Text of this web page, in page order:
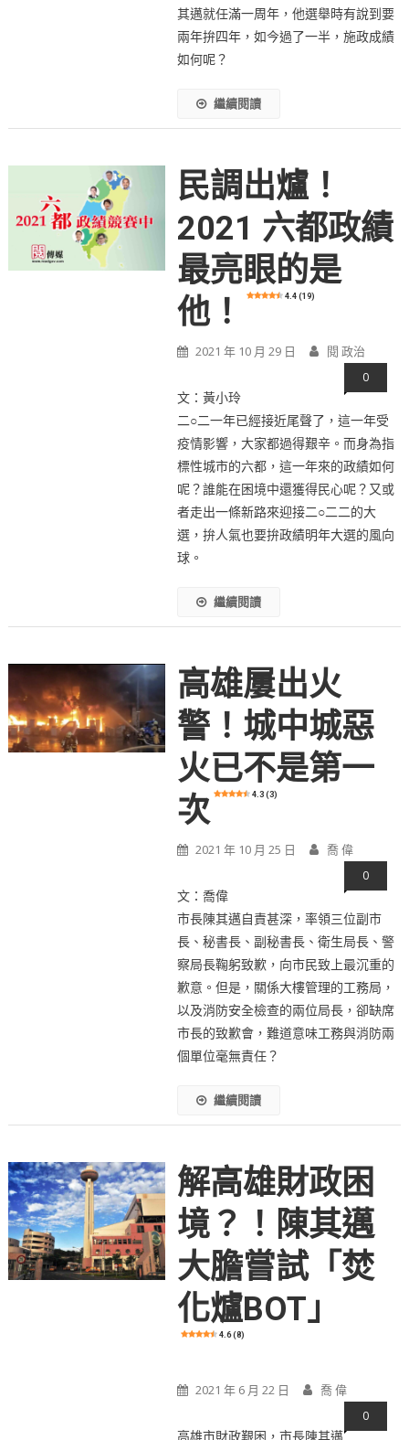
其邁就任滿一周年，他選舉時有說到要
兩年拚四年，如今過了一半，施政成績
如何呢？
繼續閱讀
民調出爐！
2021 六都政績
最亮眼的是
他！
4.4 (19)
2021 年 10 月 29 日 閱 政治
0
文：黃小玲
二○二一年已經接近尾聲了，這一年受
疫情影響，大家都過得艱辛。而身為指
標性城市的六都，這一年來的政績如何
呢？誰能在困境中還獲得民心呢？又或
者走出一條新路來迎接二○二二的大
選，拚人氣也要拚政績明年大選的風向
球。
繼續閱讀
高雄屢出火
警！城中城惡
火已不是第一
次
4.3 (3)
2021 年 10 月 25 日 喬 偉
0
文：喬偉
市長陳其邁自責甚深，率領三位副市
長、秘書長、副秘書長、衛生局長、警
察局長鞠躬致歉，向市民致上最沉重的
歉意。但是，關係大樓管理的工務局，
以及消防安全檢查的兩位局長，卻缺席
市長的致歉會，難道意味工務與消防兩
個單位毫無責任？
繼續閱讀
解高雄財政困
境？！陳其邁
大膽嘗試「焚
化爐BOT」
4.6 (8)
2021 年 6 月 22 日 喬 偉
0
高雄市財政艱困，市長陳其邁